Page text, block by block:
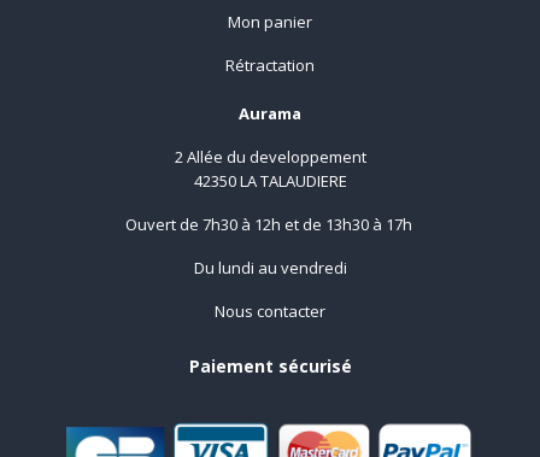
Mon panier
Rétractation
Aurama
2 Allée du developpement
42350 LA TALAUDIERE
Ouvert de 7h30 à 12h et de 13h30 à 17h
Du lundi au vendredi
Nous contacter
Paiement sécurisé